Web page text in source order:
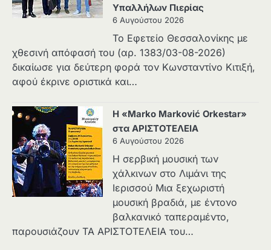
Υπαλλήλων Πιερίας
6 Αυγούστου 2026
Το Εφετείο Θεσσαλονίκης με
χθεσινή απόφασή του (αρ. 1383/03-08-2026)
δικαίωσε για δεύτερη φορά τον Κωνσταντίνο Κιτιξή,
αφού έκρινε οριστικά και…
Η «Marko Marković Orkestar»
στα ΑΡΙΣΤΟΤΕΛΕΙΑ
6 Αυγούστου 2026
Η σερβική μουσική των
χάλκινων στο Λιμάνι της
Ιερισσού Μια ξεχωριστή
μουσική βραδιά, με έντονο
βαλκανικό ταπεραμέντο,
παρουσιάζουν ΤΑ ΑΡΙΣΤΟΤΕΛΕΙΑ του…